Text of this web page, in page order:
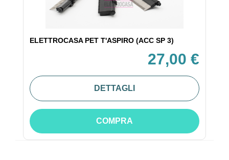
ELETTROCASA PET T'ASPIRO (ACC SP 3)
27,00 €
DETTAGLI
COMPRA